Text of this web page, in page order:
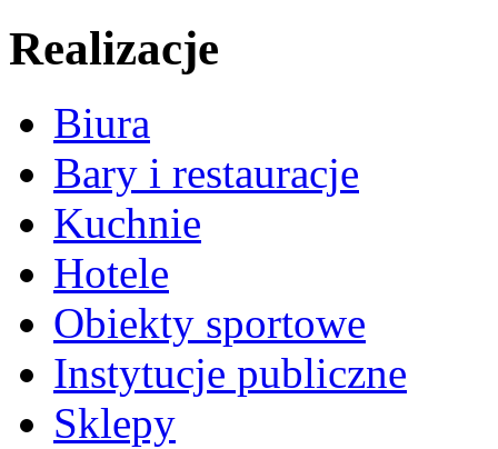
Realizacje
Biura
Bary i restauracje
Kuchnie
Hotele
Obiekty sportowe
Instytucje publiczne
Sklepy